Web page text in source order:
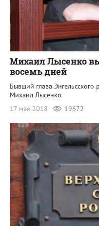
Михаил Лысенко
восемь дней
Бывший глава Энгельсского
Михаил Лысенко
17 мая 2018
19672